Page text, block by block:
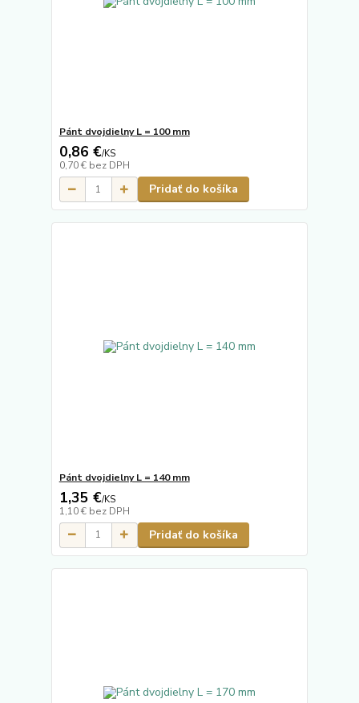
Pánt dvojdielny L = 100 mm
0,86 €/KS
0,70 € bez DPH
Pridať do košíka
Pánt dvojdielny L = 140 mm
1,35 €/KS
1,10 € bez DPH
Pridať do košíka